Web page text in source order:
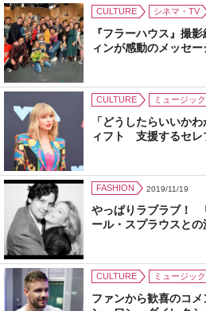
CULTURE シネマ・TV
『フラーハウス』撮
ィンが感動のメッセ
CULTURE ミュージック
「どうしたらいいか
ィフト 支援するセレ
FASHION 2019/11/19
やっぱりラブラブ！
ール・スプラウスと
CULTURE ミュージック
ファンから歓喜のコ